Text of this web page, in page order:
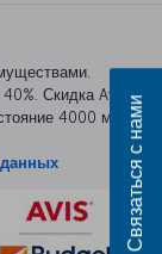
Скидка Avis
4000 миль
данных Связаться с нами